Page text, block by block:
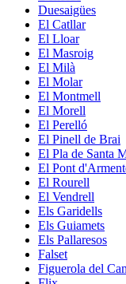
Duesaigües
El Catllar
El Lloar
El Masroig
El Milà
El Molar
El Montmell
El Morell
El Perelló
El Pinell de Brai
El Pla de Santa
El Pont
El Rourell
El Vendrell
Els Garidells
Els Guiamets
Els Pallaresos
Falset
Figuerola del